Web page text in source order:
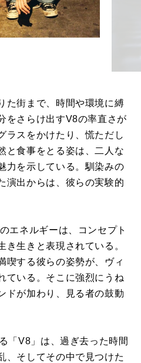
た街まで、時間や環境に縛
をさらけ出すV8の率直さが
ラスをかけたり、慌ただし
と食事をとる姿は、二人な
力を示している。馴染みの
演出からは、彼らの実験的
エネルギーは、コンセプト
き生きと表現されている。
喫する彼らの姿勢が、ヴィ
ている。そこに強烈にうね
ドが加わり、見る者の鼓動
「V8」は、過ぎ去った時間
、そしてその中で見つけた